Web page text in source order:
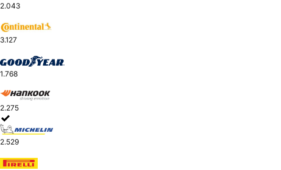
2.043
3.127
1.768
2.275
2.529